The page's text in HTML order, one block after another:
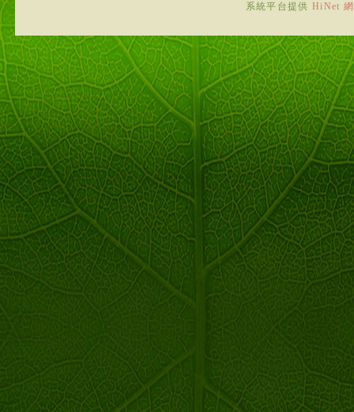
系統平台提供HiNet